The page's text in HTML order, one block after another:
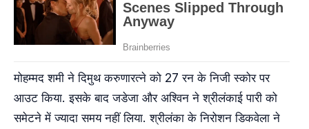
मोहम्मद शमी ने दिमुथ करुणारत्ने को 27 रन के निजी स्कोर पर
आउट किया. इसके बाद जडेजा और अश्विन ने श्रीलंकाई पारी को
समेटने में ज्यादा समय नहीं लिया. श्रीलंका के निरोशन डिकवेला ने